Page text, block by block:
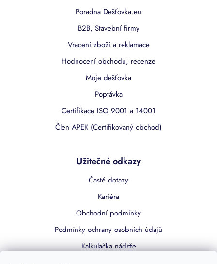
Poradna Dešťovka.eu
B2B, Stavební firmy
Vracení zboží a reklamace
Hodnocení obchodu, recenze
Moje dešťovka
Poptávka
Certifikace ISO 9001 a 14001
Člen APEK (Certifikovaný obchod)
Užitečné odkazy
Časté dotazy
Kariéra
Obchodní podmínky
Podmínky ochrany osobních údajů
Kalkulačka nádrže